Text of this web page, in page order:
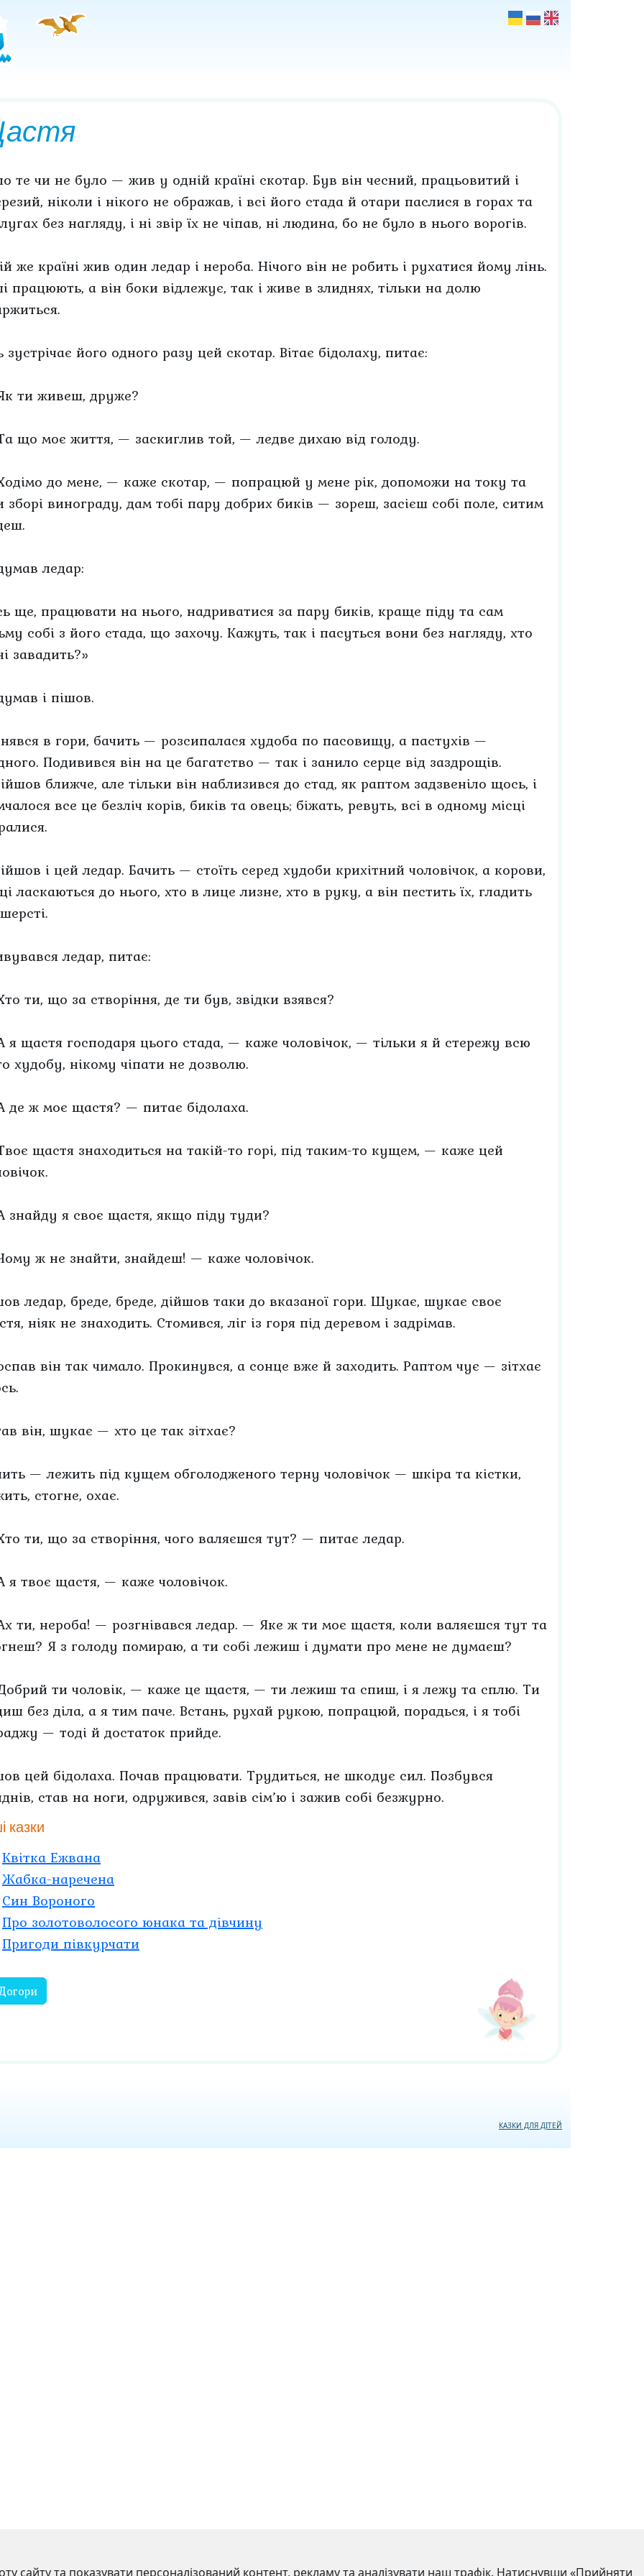
те чи не було — жив у одній країні скотар. Був він чесний, працьовитий і
ніколи і нікого не ображав, і всі його стада й отари паслися в горах та
без нагляду, і ні звір їх не чіпав, ні людина, бо не було в нього ворогів.
же країні жив один ледар і нероба. Нічого він не робить і рухатися йому лінь.
працюють, а він боки відлежує, так і живе в злиднях, тільки на долю
зустрічає його одного разу цей скотар. Вітає бідолаху, питає:
ти живеш, друже?
що моє життя, — заскиглив той, — ледве дихаю від голоду.
до мене, — каже скотар, — попрацюй у мене рік, допоможи на току та
зборі винограду, дам тобі пару добрих биків — зореш, засієш собі поле, ситим
ледар:
ще, працювати на нього, надриватися за пару биків, краще піду та сам
собі з його стада, що захочу. Кажуть, так і пасуться вони без нагляду, хто
завадить?»
і пішов.
в гори, бачить — розсипалася худоба по пасовищу, а пастухів —
Подивився він на це багатство — так і занило серце від заздрощів.
ближче, але тільки він наблизився до стад, як раптом задзвеніло щось, і
все це безліч корів, биків та овець; біжать, ревуть, всі в одному місці
і цей ледар. Бачить — стоїть серед худоби крихітний чоловічок, а корови,
ласкаються до нього, хто в лице лизне, хто в руку, а він пестить їх, гладить
ледар, питає:
ти, що за створіння, де ти був, звідки взявся?
щастя господаря цього стада, — каже чоловічок, — тільки я й стережу всю
худобу, нікому чіпати не дозволю.
де ж моє щастя? — питає бідолаха.
щастя знаходиться на такій-то горі, під таким-то кущем, — каже цей
знайду я своє щастя, якщо піду туди?
ж не знайти, знайдеш! — каже чоловічок.
ледар, бреде, бреде, дійшов таки до вказаної гори. Шукає, шукає своє
ніяк не знаходить. Стомився, ліг із горя під деревом і задрімав.
він так чимало. Прокинувся, а сонце вже й заходить. Раптом чує — зітхає
він, шукає — хто це так зітхає?
— лежить під кущем обголодженого терну чоловічок — шкіра та кістки,
стогне, охає.
ти, що за створіння, чого валяєшся тут? — питає ледар.
твоє щастя, — каже чоловічок.
ти, нероба! — розгнівався ледар. — Яке ж ти моє щастя, коли валяєшся тут та
Я з голоду помираю, а ти собі лежиш і думати про мене не думаєш?
ти чоловік, — каже це щастя, — ти лежиш та спиш, і я лежу та сплю. Ти
без діла, а я тим паче. Встань, рухай рукою, попрацюй, порадься, і я тобі
— тоді й достаток прийде.
цей бідолаха. Почав працювати. Трудиться, не шкодує сил. Позбувся
став на ноги, одружився, завів сім’ю і зажив собі безжурно.
казки
Квітка Ежвана
Жабка-наречена
Син Вороного
Про золотоволосого юнака та дівчину
Пригоди півкурчати
КАЗКИ ДЛЯ ДІТЕЙ
та показувати персоналізований контент, рекламу та аналізувати наш трафік. Натиснувши «Прийняти